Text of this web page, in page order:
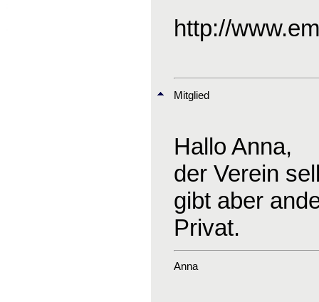
http://
Mitglied
Hallo Anna,
der Verein
gibt aber
Privat.
Anna